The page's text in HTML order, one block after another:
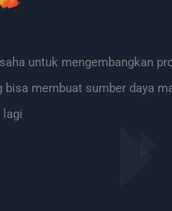
untuk mengembangkan
bisa membuat sumber daya
lagi